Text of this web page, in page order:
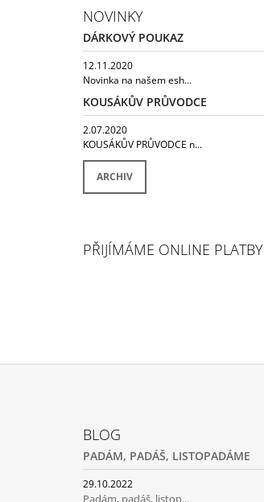
NOVINKY
DÁRKOVÝ POUKAZ
12.11.2020
Novinka na našem esh...
KOUSÁKŮV PRŮVODCE
2.07.2020
KOUSÁKŮV PRŮVODCE n...
ARCHIV
PŘIJÍMÁME ONLINE PLATBY
BLOG
PADÁM, PADÁŠ, LISTOPADÁME
29.10.2022
Padám, padáš, listop...